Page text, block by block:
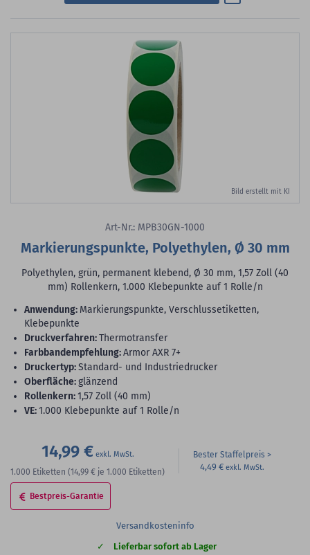
Bild erstellt mit KI
Art-Nr.: MPB30GN-1000
Markierungspunkte, Polyethylen, Ø 30 mm
Polyethylen, grün, permanent klebend, Ø 30 mm, 1,57 Zoll (40
mm) Rollenkern, 1.000 Klebepunkte auf 1 Rolle/n
Anwendung: Markierungspunkte, Verschlussetiketten,
Klebepunkte
Druckverfahren:Thermotransfer
Farbbandempfehlung:Armor AXR 7+
Druckertyp:Standard- und Industriedrucker
Oberfläche:glänzend
Rollenkern:1,57 Zoll (40 mm)
VE:1.000 Klebepunkte auf 1 Rolle/n
14,99 €
1.000 Etiketten (14,99 € je 1.000 Etiketten)
Bester Staffelpreis
4,49 €
Bestpreis-Garantie
Versandkosteninfo
Lieferbar sofort ab Lager